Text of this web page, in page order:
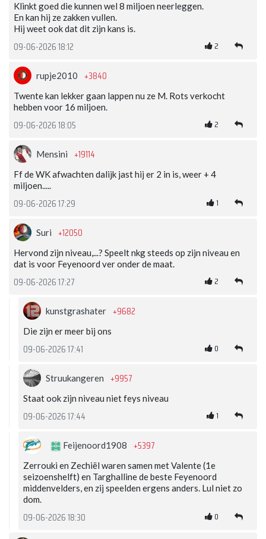
Klinkt goed die kunnen wel 8 miljoen neerleggen.
En kan hij ze zakken vullen.
Hij weet ook dat dit zijn kans is.
09-06-2026 18:12 2
rupje2010 +3840
Twente kan lekker gaan lappen nu ze M. Rots verkocht
hebben voor 16 miljoen.
09-06-2026 18:05 2
Mensini +19114
Ff de WK afwachten dalijk jast hij er 2 in is, weer + 4
miljoen.....
09-06-2026 17:29 1
Suri +12050
Hervond zijn niveau,...? Speelt nkg steeds op zijn niveau en
dat is voor Feyenoord ver onder de maat.
09-06-2026 17:27 2
kunstgrashater +9682
Die zijn er meer bij ons
09-06-2026 17:41 0
Struukangeren +9957
Staat ook zijn niveau niet feys niveau
09-06-2026 17:44 1
Feijenoord1908 +5397
Zerrouki en Zechiël waren samen met Valente (1e
seizoenshelft) en Targhalline de beste Feyenoord
middenvelders, en zij speelden ergens anders. Lul niet zo
dom.
09-06-2026 18:30 0